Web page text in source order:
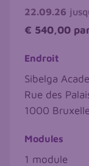
22.09.26
€ 540,00
Endroit
Sibelga
Rue des
1000
Modules
1 module